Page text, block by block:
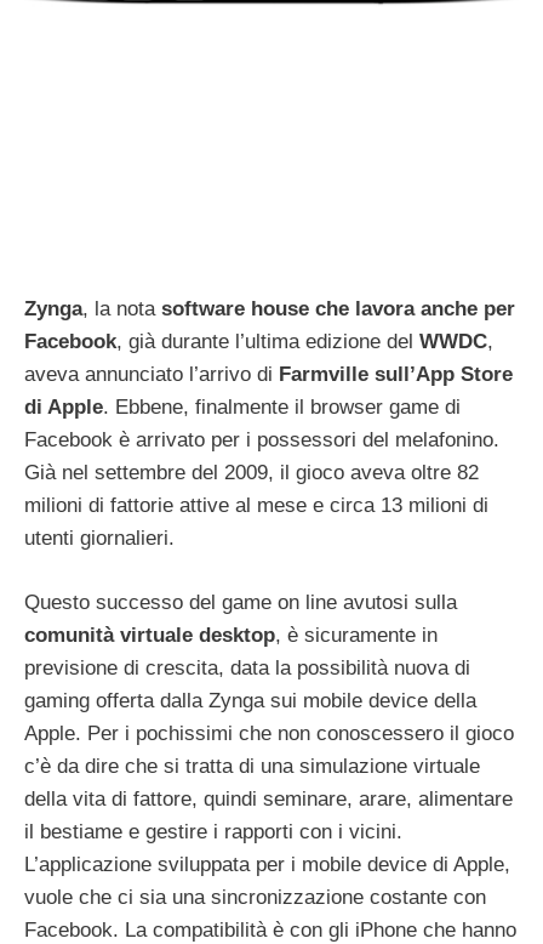
Zynga, la nota software house che lavora anche per
Facebook, già durante l’ultima edizione del WWDC,
aveva annunciato l’arrivo di Farmville sull’App Store
di Apple. Ebbene, finalmente il browser game di
Facebook è arrivato per i possessori del melafonino.
Già nel settembre del 2009, il gioco aveva oltre 82
milioni di fattorie attive al mese e circa 13 milioni di
utenti giornalieri.
Questo successo del game on line avutosi sulla
comunità virtuale desktop, è sicuramente in
previsione di crescita, data la possibilità nuova di
gaming offerta dalla Zynga sui mobile device della
Apple. Per i pochissimi che non conoscessero il gioco
c’è da dire che si tratta di una simulazione virtuale
della vita di fattore, quindi seminare, arare, alimentare
il bestiame e gestire i rapporti con i vicini.
L’applicazione sviluppata per i mobile device di Apple,
vuole che ci sia una sincronizzazione costante con
Facebook. La compatibilità è con gli iPhone che hanno